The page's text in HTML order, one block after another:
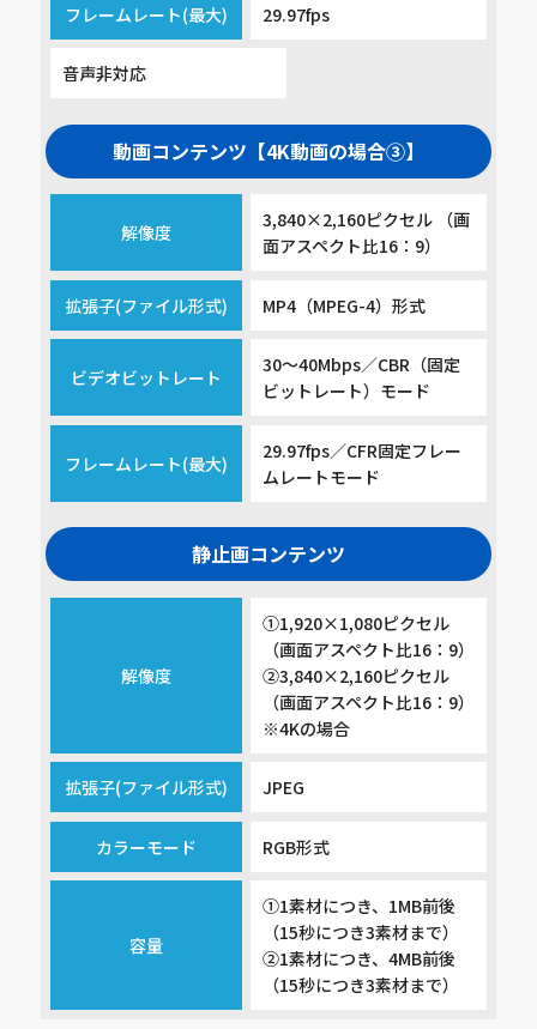
フレームレート(最大) 29.97fps
音声非対応
動画コンテンツ【4K動画の場合③】
解像度
3,840×2,160ピクセル （画
面アスペクト比16：9）
拡張子(ファイル形式) MP4（MPEG-4）形式
ビデオビットレート
30～40Mbps／CBR（固定
ビットレート）モード
フレームレート(最大)
29.97fps／CFR固定フレー
ムレートモード
静止画コンテンツ
解像度
①1,920×1,080ピクセル
（画面アスペクト比16：9）
②3,840×2,160ピクセル
（画面アスペクト比16：9）
※4Kの場合
拡張子(ファイル形式) JPEG
カラーモード RGB形式
容量
①1素材につき、1MB前後
（15秒につき3素材まで）
②1素材につき、4MB前後
（15秒につき3素材まで）